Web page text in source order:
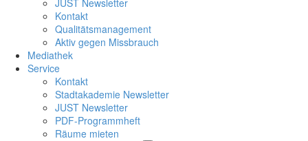
JUST Newsletter
Kontakt
Qualitätsmanagement
Aktiv gegen Missbrauch
Mediathek
Service
Kontakt
Stadtakademie Newsletter
JUST Newsletter
PDF-Programmheft
Räume mieten